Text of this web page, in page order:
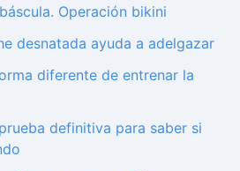
Operación bikini
desnatada ayuda a adelgazar
diferente de entrenar la
definitiva para saber si